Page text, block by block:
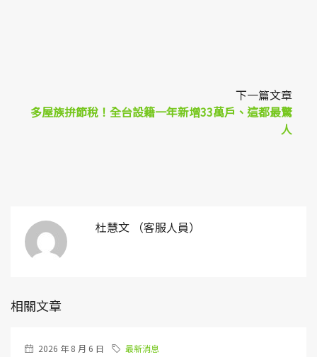
下一篇文章
多屋族拚節稅！全台設籍一年新增33萬戶、這都最驚
人
杜慧文 （客服人員）
相關文章
2026 年 8 月 6 日 最新消息